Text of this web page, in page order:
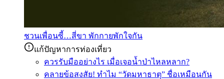
ชวนเพื่อนซี้…สี่ขา พักกายพักใจกัน
แก้ปัญหาการท่องเที่ยว
ควรรับมืออย่างไร เมื่อเจอน้ำป่าไหลหลาก?
คลายข้อสงสัย! ทำไม “วัดมหาธาตุ” ชื่อเหมือนกัน